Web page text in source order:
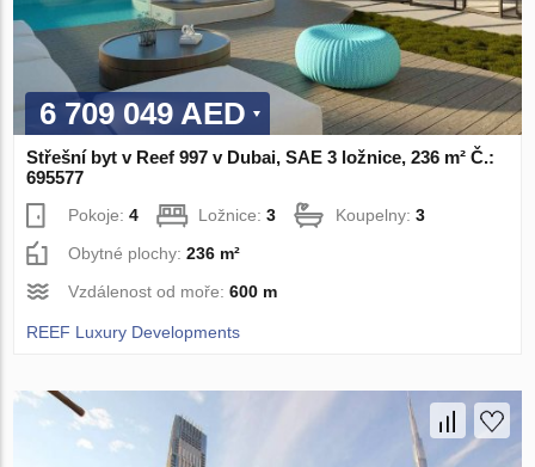
6 709 049 AED
Střešní byt v Reef 997 v Dubai, SAE 3 ložnice, 236 m² Č.:
695577
Pokoje:4 Ložnice:3 Koupelny:3
Obytné plochy:236 m²
Vzdálenost od moře:600 m
REEF Luxury Developments